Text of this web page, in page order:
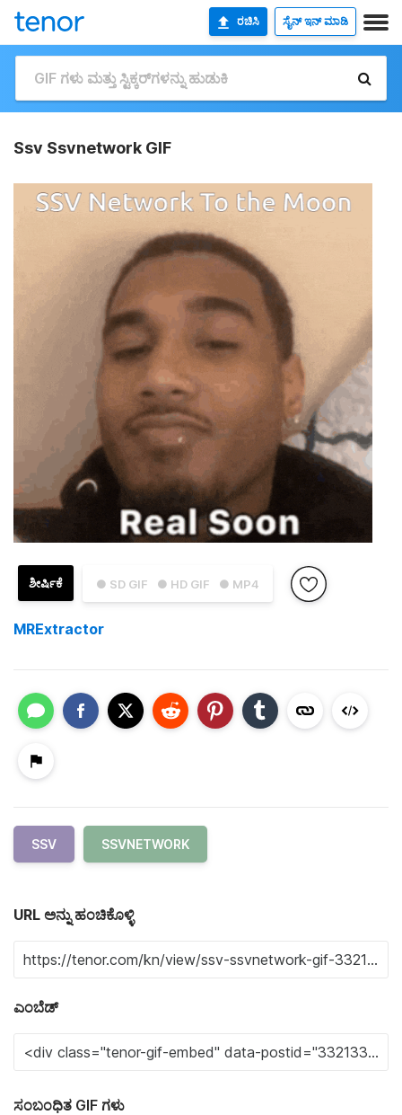
ರಚಿಸಿ ಸೈನ್ ಇನ್ ಮಾಡಿ
Ssv Ssvnetwork GIF
● SD GIF ● HD GIF ● MP4
ಶೀರ್ಷಿಕೆ
MRExtractor
SSV SSVNETWORK
URL ಅನ್ನು ಹಂಚಿಕೊಳ್ಳಿ
ಎಂಬೆಡ್
ಸಂಬಂಧಿತ GIF ಗಳು